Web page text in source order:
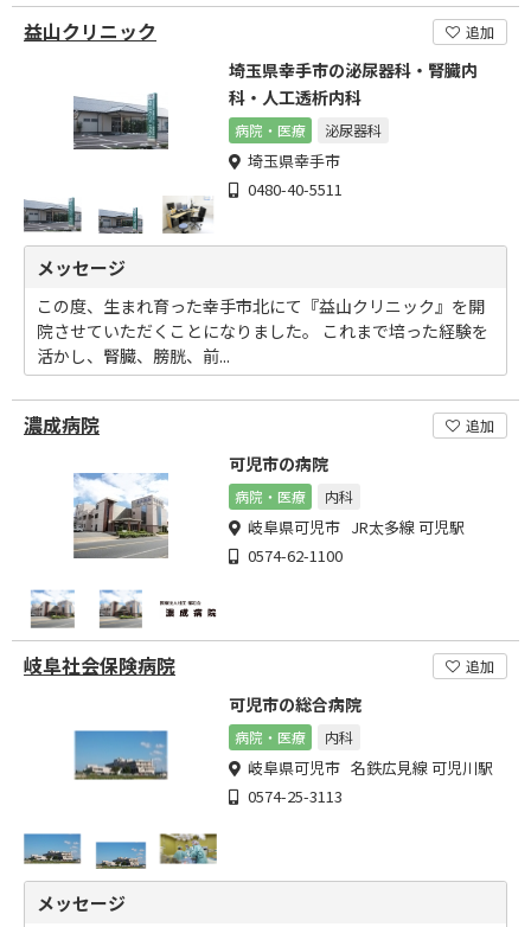
益山クリニック 追加
埼玉県幸手市の泌尿器科・腎臓内
科・人工透析内科
病院・医療 泌尿器科
埼玉県幸手市
0480-40-5511
メッセージ
この度、生まれ育った幸手市北にて『益山クリニック』を開
院させていただくことになりました。 これまで培った経験を
活かし、腎臓、膀胱、前...
濃成病院 追加
可児市の病院
病院・医療 内科
岐阜県可児市 JR太多線 可児駅
0574-62-1100
岐阜社会保険病院 追加
可児市の総合病院
病院・医療 内科
岐阜県可児市 名鉄広見線 可児川駅
0574-25-3113
メッセージ